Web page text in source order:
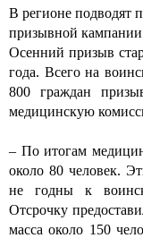
В регионе подводят
призывной
Осенний призыв
года. Всего на
800 граждан
медицинскую
– По итогам
около 80 человек.
не годны к
Отсрочку
масса около 150